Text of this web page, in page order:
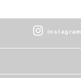
instagram